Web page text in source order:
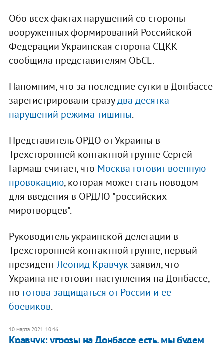
Обо всех фактах нарушений со стороны
вооруженных формирований Российской
Федерации Украинская сторона СЦКК
сообщила представителям ОБСЕ.
Напомним, что за последние сутки в Донбассе
зарегистрировали сразудва десятка
нарушений режима тишины.
Представитель ОРДО от Украины в
Трехсторонней контактной группе Сергей
Гармаш считает, что Москва готовит военную
провокацию, которая может стать поводом
для введения в ОРДЛО "российских
миротворцев".
Руководитель украинской делегации в
Трехсторонней контактной группе, первый
президентЛеонид Кравчук заявил, что
Украина не готовит наступления на Донбассе,
но готова защищаться от России и ее
боевиков.
10 марта 2021, 10:46